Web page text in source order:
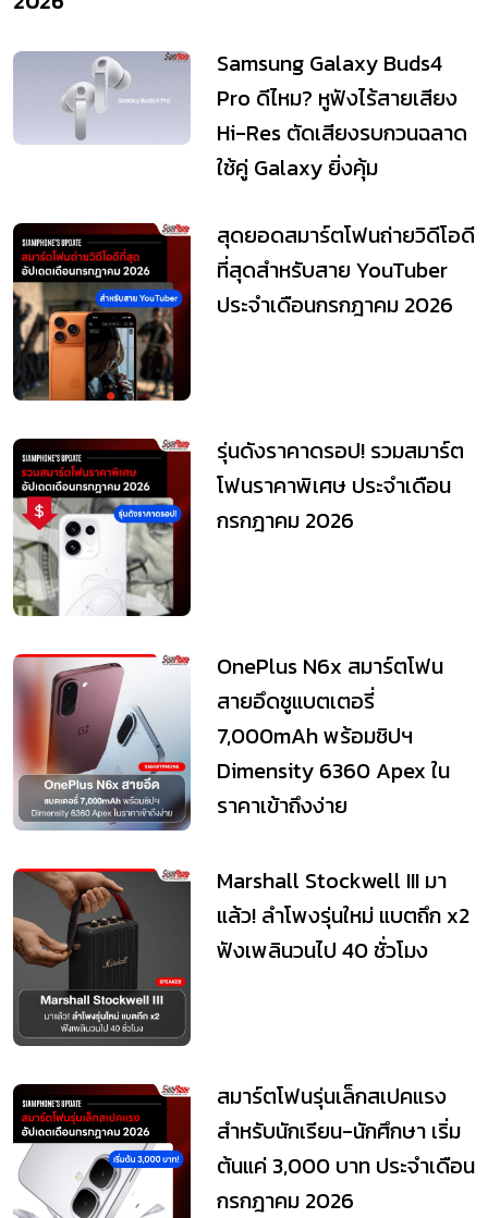
Samsung Galaxy Buds4
Pro ดีไหม? หูฟังไร้สายเสียง
Hi-Res ตัดเสียงรบกวนฉลาด
ใช้คู่ Galaxy ยิ่งคุ้ม
สุดยอดสมาร์ตโฟนถ่ายวิดีโอดี
ที่สุดสำหรับสาย YouTuber
ประจำเดือนกรกฎาคม 2026
รุ่นดังราคาดรอป! รวมสมาร์ต
โฟนราคาพิเศษ ประจำเดือน
กรกฎาคม 2026
OnePlus N6x สมาร์ตโฟน
สายอึดชูแบตเตอรี่
7,000mAh พร้อมชิปฯ
Dimensity 6360 Apex ใน
ราคาเข้าถึงง่าย
Marshall Stockwell III มา
แล้ว! ลำโพงรุ่นใหม่ แบตถึก x2
ฟังเพลินวนไป 40 ชั่วโมง
สมาร์ตโฟนรุ่นเล็กสเปคแรง
สำหรับนักเรียน-นักศึกษา เริ่ม
ต้นแค่ 3,000 บาท ประจำเดือน
กรกฎาคม 2026